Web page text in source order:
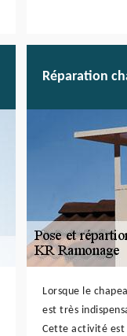
Réparation
Lorsque le
est très
Cette activité est